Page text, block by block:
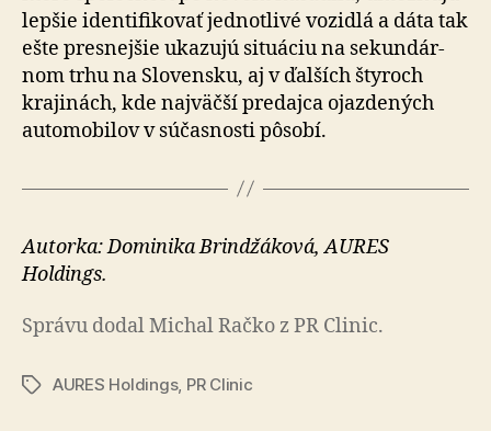
lepšie iden­ti­fi­ko­vať jed­notlivé vo­zidlá a dáta tak
ešte presnejšie ukazujú situáciu na se­kun­dár­
nom trhu na Slo­ven­sku, aj v ďalších štyroch
krajinách, kde naj­väčší predajca ojazdených
auto­mo­bi­lov v sú­čas­nosti pôsobí.
Autorka: Dominika Brindžáková, AURES
Holdings.
Správu dodal Michal Račko z PR Clinic.
ZnačkyAURES Holdings, PR Clinic